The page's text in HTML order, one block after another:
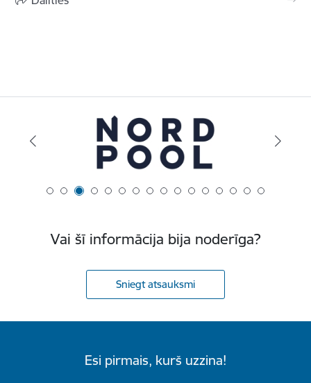
Vai šī informācija bija noderīga?
Sniegt atsauksmi
Esi pirmais, kurš uzzina!